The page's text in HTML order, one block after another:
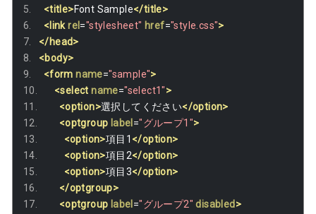
<title>Font Sample</title>
<link rel ="stylesheet" href="style.css">
</head>
<body>
<form name="sample">
<select name="select1">
<option>選択してください</option>
<optgroup label ="グループ1">
<option>項目1 </option>
<option>項目2</option>
<option>項目3</option>
</optgroup>
<optgroup label ="グループ2" disabled>